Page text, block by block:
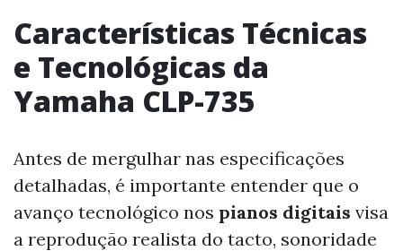
Características Técnicas
e Tecnológicas da
Yamaha CLP-735
Antes de mergulhar nas especificações
detalhadas, é importante entender que o
avanço tecnológico nos pianos digitais visa
a reprodução realista do tacto, sonoridade